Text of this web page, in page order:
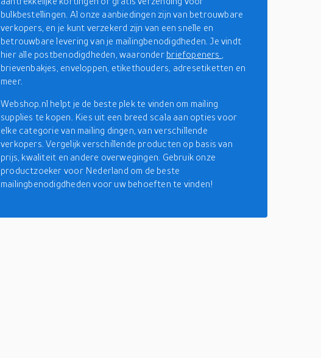
bulkbestellingen. Al onze aanbiedingen zijn van betrouwbare
verkopers, en je kunt verzekerd zijn van een snelle en
betrouwbare levering van je mailingbenodigdheden. Je vindt
hier alle postbenodigdheden, waaronder briefopeners
brievenbakjes, enveloppen, etikethouders, adresetiketten en
meer.
Webshop.nl helpt je de beste plek te vinden om mailing
supplies te kopen. Kies uit een breed scala aan opties voor
elke categorie van mailing dingen, van verschillende
verkopers. Vergelijk verschillende producten op basis van
prijs, kwaliteit en andere overwegingen. Gebruik onze
productzoeker voor Nederland om de beste
mailingbenodigdheden voor uw behoeften te vinden!